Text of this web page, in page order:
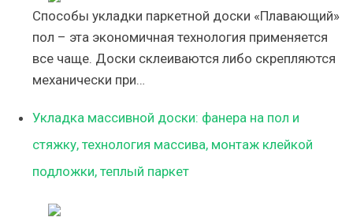
Способы укладки паркетной доски «Плавающий»
пол – эта экономичная технология применяется
все чаще. Доски склеиваются либо скрепляются
механически при…
Укладка массивной доски: фанера на пол и
стяжку, технология массива, монтаж клейкой
подложки, теплый паркет